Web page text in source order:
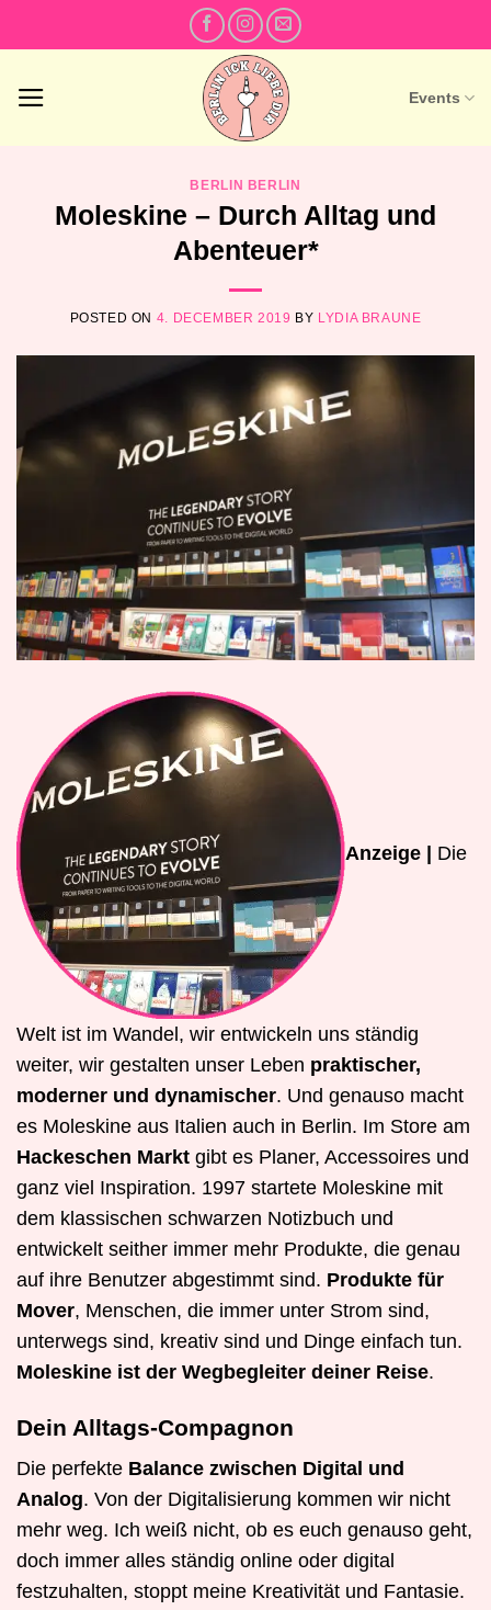
to
Events
BERLIN BERLIN
Moleskine – Durch Alltag und
Abenteuer*
POSTED ON 4. DECEMBER 2019 BY LYDIA BRAUNE
Anzeige | Die
Welt ist im Wandel, wir entwickeln uns ständig
weiter, wir gestalten unser Leben praktischer,
moderner und dynamischer. Und genauso macht
es Moleskine aus Italien auch in Berlin. Im Store am
Hackeschen Markt gibt es Planer, Accessoires und
ganz viel Inspiration. 1997 startete Moleskine mit
dem klassischen schwarzen Notizbuch und
entwickelt seither immer mehr Produkte, die genau
auf ihre Benutzer abgestimmt sind. Produkte für
Mover, Menschen, die immer unter Strom sind,
unterwegs sind, kreativ sind und Dinge einfach tun.
Moleskine ist der Wegbegleiter deiner Reise.
Dein Alltags-Compagnon
Die perfekte Balance zwischen Digital und
Analog. Von der Digitalisierung kommen wir nicht
mehr weg. Ich weiß nicht, ob es euch genauso geht,
doch immer alles ständig online oder digital
festzuhalten, stoppt meine Kreativität und Fantasie.